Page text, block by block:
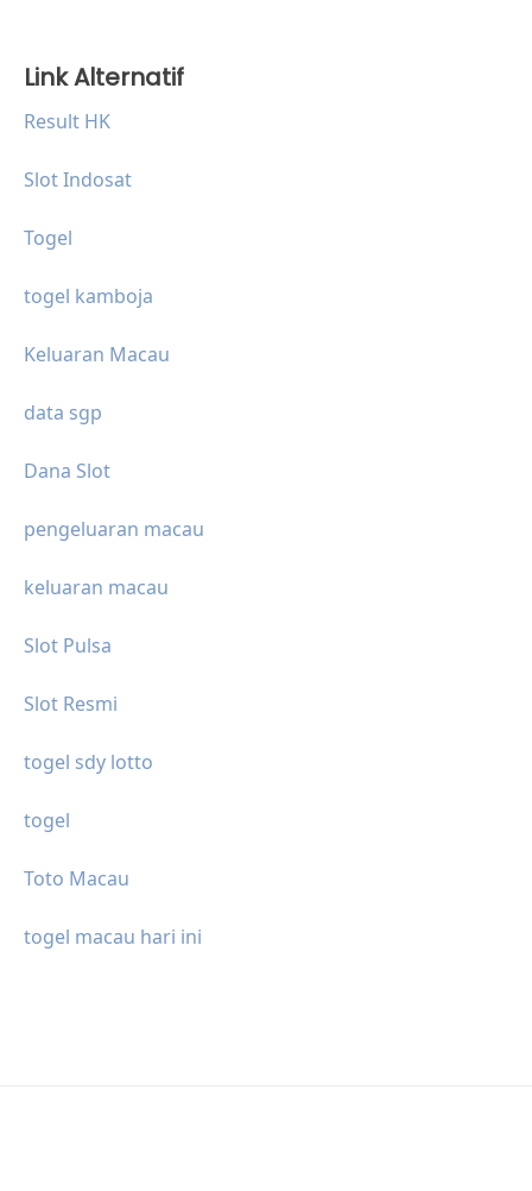
Link Alternatif
Result HK
Slot Indosat
Togel
togel kamboja
Keluaran Macau
data sgp
Dana Slot
pengeluaran macau
keluaran macau
Slot Pulsa
Slot Resmi
togel sdy lotto
togel
Toto Macau
togel macau hari ini